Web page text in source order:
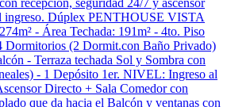
ingreso. Dúplex PENTHOUSE VISTA
- Área Techada: 191m² - 4to. Piso
Dormitorios (2 Dormit.con Baño Privado)
- Terraza techada Sol y Sombra con
- 1 Depósito 1er. NIVEL: Ingreso al
Directo + Sala Comedor con
que da hacia el Balcón y ventanas con